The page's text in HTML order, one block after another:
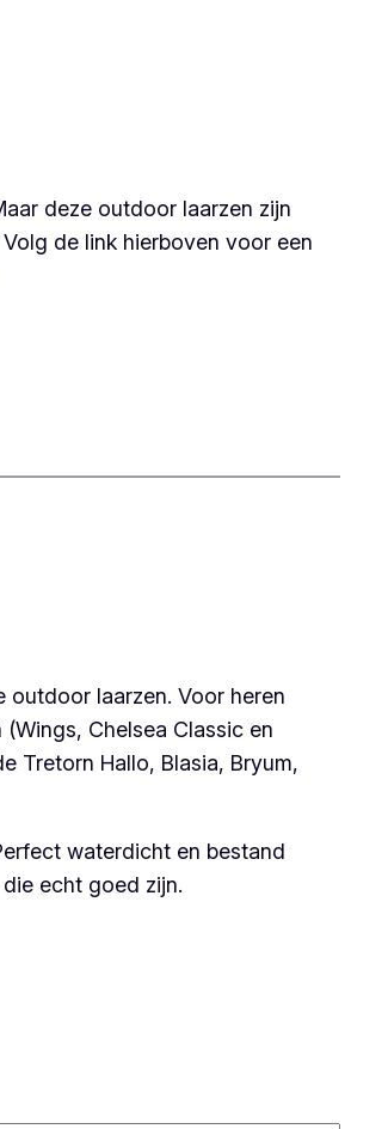
deze outdoor laarzen zijn
de link hierboven voor een
laarzen. Voor heren
Chelsea Classic en
Tretorn Hallo, Blasia, Bryum,
waterdicht en bestand
echt goed zijn.